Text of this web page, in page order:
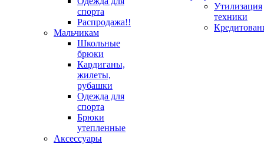
спорта
Распродажа!!
Мальчикам
Школьные
брюки
Кардиганы,
жилеты,
рубашки
Одежда для
спорта
Брюки
утепленные
Аксессуары
Утилизация
техники